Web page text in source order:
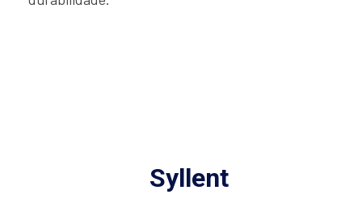
Syllent